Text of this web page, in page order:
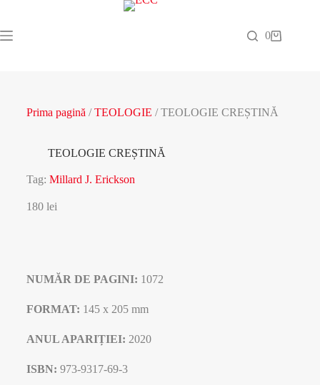
0
Prima pagină /TEOLOGIE / TEOLOGIE CREȘTINĂ
TEOLOGIE CREȘTINĂ
Tag: Millard J. Erickson
180 lei
NUMĂR DE PAGINI: 1072
FORMAT: 145 x 205 mm
ANUL APARIȚIEI: 2020
ISBN: 973-9317-69-3